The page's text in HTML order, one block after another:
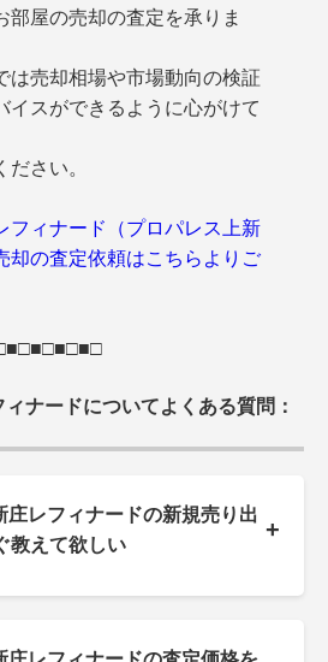
部屋の売却の査定を承りま
は売却相場や市場動向の検証
イスができるように心がけて
さい。
フィナード（プロパレス上新
却の査定依頼はこちらよりご
ナードについてよくある質問：
庄レフィナードの新規売り出
教えて欲しい
+